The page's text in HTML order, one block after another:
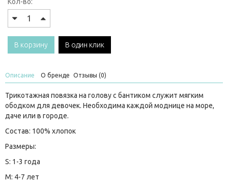
Кол-во:
В корзину В один клик
Описание О бренде Отзывы (0)
Трикотажная повязка на голову с бантиком служит мягким
ободком для девочек. Необходима каждой моднице на море,
даче или в городе.
Состав: 100% хлопок
Размеры:
S: 1-3 года
M: 4-7 лет